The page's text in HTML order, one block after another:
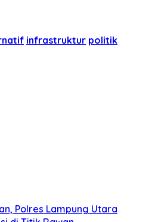
infrastruktur politik
Polres Lampung Utara